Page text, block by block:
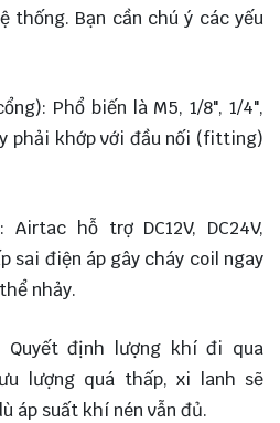
thống. Bạn cần chú ý các yếu
Phổ biến là M5, 1/8", 1/4",
phải khớp với đầu nối (fitting)
hỗ trợ DC12V, DC24V,
sai điện áp gây cháy coil ngay
nhảy.
Quyết định lượng khí đi qua
lượng quá thấp, xi lanh sẽ
áp suất khí nén vẫn đủ.